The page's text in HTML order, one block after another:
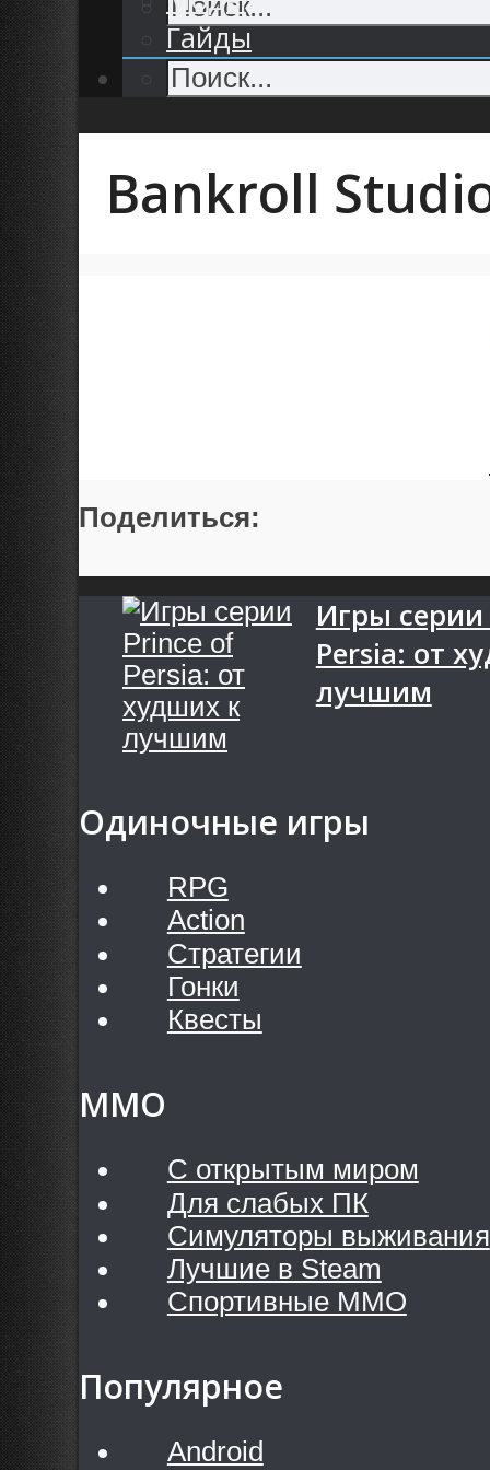
Гайды
Bankroll
Поделиться:
Игры
Persia: от
лучшим
Одиночные игры
RPG
Action
Стратегии
Гонки
Квесты
MMO
С открытым миром
Для слабых ПК
Симуляторы выживания
Лучшие в Steam
Спортивные MMO
Популярное
Android